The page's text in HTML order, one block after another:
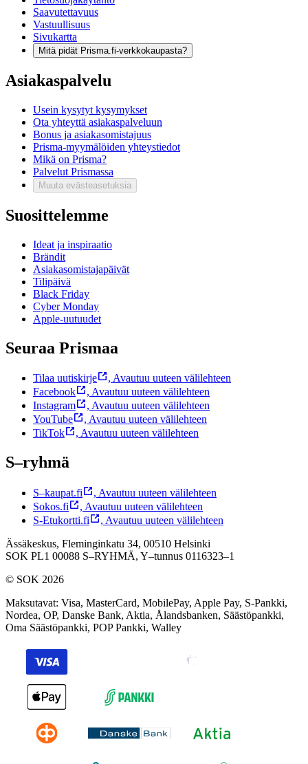
Saavutettavuus
Vastuullisuus
Sivukartta
Mitä pidät Prisma.fi-verkkokaupasta?
Asiakaspalvelu
Usein kysytyt kysymykset
Ota yhteyttä asiakaspalveluun
Bonus ja asiakasomistajuus
Prisma-myymälöiden yhteystiedot
Mikä on Prisma?
Palvelut Prismassa
Muuta evästeasetuksia
Suosittelemme
Ideat ja inspiraatio
Brändit
Asiakasomistajapäivät
Tilipäivä
Black Friday
Cyber Monday
Apple-uutuudet
Seuraa Prismaa
Tilaa uutiskirje , Avautuu uuteen välilehteen
Facebook
, Avautuu uuteen välilehteen
Instagram
, Avautuu uuteen välilehteen
YouTube
, Avautuu uuteen välilehteen
TikTok
, Avautuu uuteen välilehteen
S–ryhmä
S–kaupat.fi , Avautuu uuteen välilehteen
Sokos.fi
, Avautuu uuteen välilehteen
S-Etukortti.fi
, Avautuu uuteen välilehteen
Ässäkeskus, Fleminginkatu 34, 00510 Helsinki
SOK PL1 00088 S–RYHMÄ, Y–tunnus 0116323–1
© SOK 2026
Maksutavat: Visa, MasterCard, MobilePay, Apple Pay, S-Pankki,
Nordea, OP, Danske Bank, Aktia, Ålandsbanken, Säästöpankki,
Oma Säästöpankki, POP Pankki, Walley